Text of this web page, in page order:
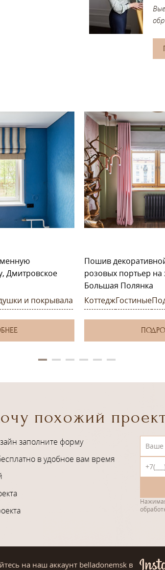
Дмитровское
и покрывала
Пошив
розовых портьер на
Большая Полянка
КоттеджГостиные
похожий
заполните форму
в удобное вам время
на наш аккаунт belladonemsk в